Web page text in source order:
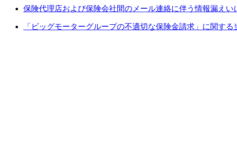
保険代理店および保険会社間のメール連絡に伴う情報漏えい
「ビッグモーターグループの不適切な保険金請求」に関する